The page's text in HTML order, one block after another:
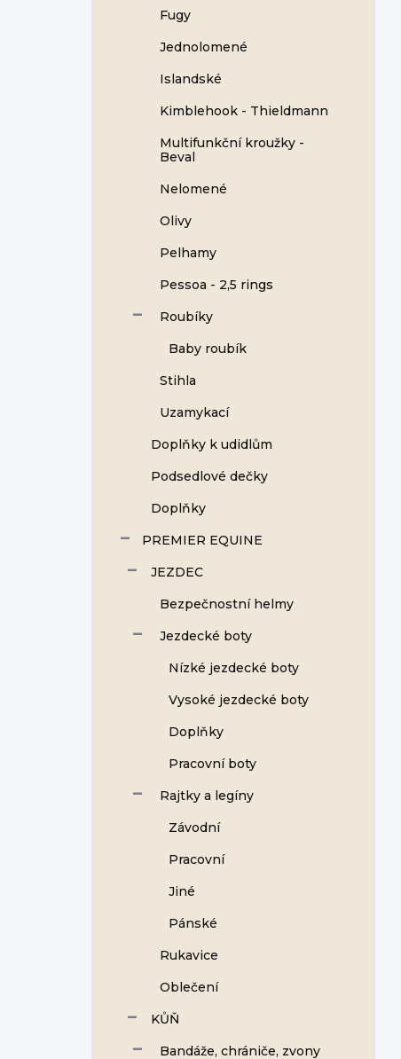
Fugy
Jednolomené
Islandské
Kimblehook - Thieldmann
Multifunkční kroužky -
Beval
Nelomené
Olivy
Pelhamy
Pessoa - 2,5 rings
Roubíky
Baby roubík
Stihla
Uzamykací
Doplňky k udidlům
Podsedlové dečky
Doplňky
PREMIER EQUINE
JEZDEC
Bezpečnostní helmy
Jezdecké boty
Nízké jezdecké boty
Vysoké jezdecké boty
Doplňky
Pracovní boty
Rajtky a legíny
Závodní
Pracovní
Jiné
Pánské
Rukavice
Oblečení
KŮŇ
Bandáže, chrániče, zvony